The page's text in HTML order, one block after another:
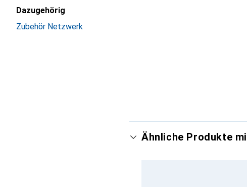
Dazugehörig
Zubehör Netzwerk
Ähnliche Produkte